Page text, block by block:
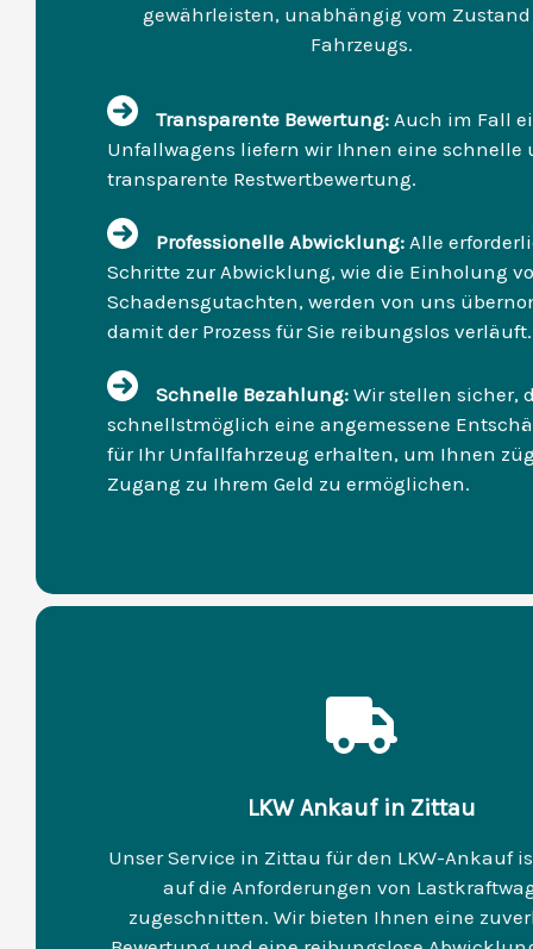
gewährleisten, unabhängig vom Zustand
Fahrzeugs.
Transparente Bewertung: Auch im Fall
Unfallwagens liefern wir Ihnen eine schnelle
transparente Restwertbewertung.
Professionelle Abwicklung: Alle
Schritte zur Abwicklung, wie die Einholung
Schadensgutachten, werden von uns
damit der Prozess für Sie reibungslos verläuft.
Schnelle Bezahlung: Wir stellen sicher,
schnellstmöglich eine angemessene
für Ihr Unfallfahrzeug erhalten, um Ihnen
Zugang zu Ihrem Geld zu ermöglichen.
LKW Ankauf in Zittau
Unser Service in Zittau für den LKW-Ankauf
auf die Anforderungen von
zugeschnitten. Wir bieten Ihnen eine